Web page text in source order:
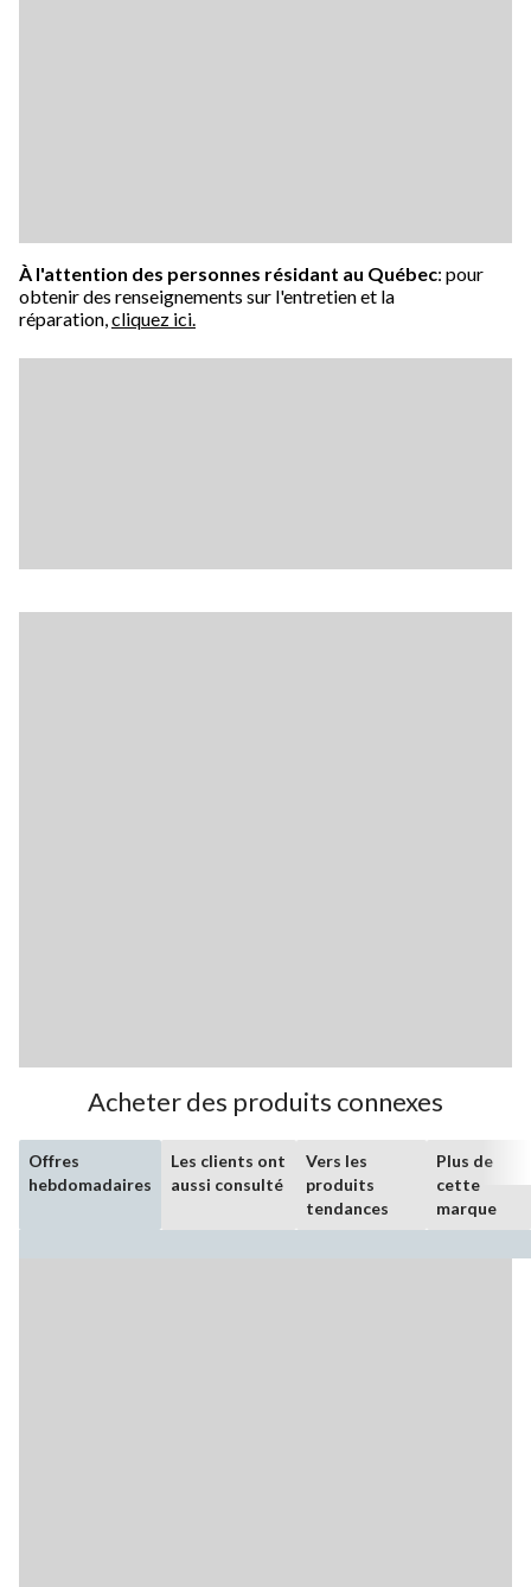
À l'attention des personnes résidant au Québec: pour
obtenir des renseignements sur l'entretien et la
réparation,cliquez ici.
Acheter des produits connexes
Offres
hebdomadaires
Les clients ont
aussi consulté
Vers les
produits
tendances
Plus de
cette
marque